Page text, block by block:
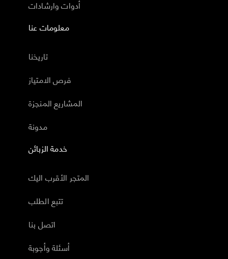
أدوات وارشادات
معلومات عنا
تاريخنا
فرص الامتياز
المشاريع المنجزة
مدونة
خدمة الزبائن
المتجر الأقرب اليك
تتبع الطلب
اتصل بنا
أسئلة وأجوبة